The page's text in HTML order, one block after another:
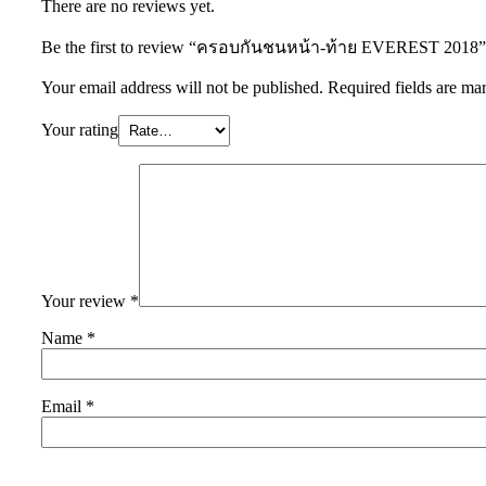
There are no reviews yet.
Be the first to review “ครอบกันชนหน้า-ท้าย EVEREST 2018”
Your email address will not be published. Required fields are
Your rating
Your review *
Name *
Email *